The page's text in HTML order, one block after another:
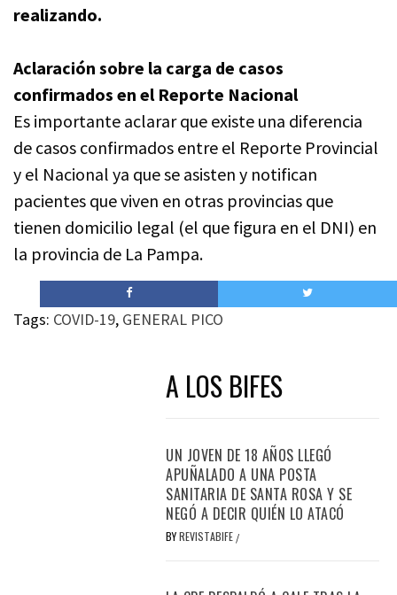
realizando.
Aclaración sobre la carga de casos
confirmados en el Reporte Nacional
Es importante aclarar que existe una diferencia
de casos confirmados entre el Reporte Provincial
y el Nacional ya que se asisten y notifican
pacientes que viven en otras provincias que
tienen domicilio legal (el que figura en el DNI) en
la provincia de La Pampa.
Tags: COVID-19, GENERAL PICO
A LOS BIFES
UN JOVEN DE 18 AÑOS LLEGÓ
APUÑALADO A UNA POSTA
SANITARIA DE SANTA ROSA Y SE
NEGÓ A DECIR QUIÉN LO ATACÓ
BYREVISTABIFE /